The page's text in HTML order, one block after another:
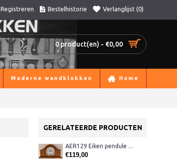
Registreren Bestelhistorie Verlanglijst (0)
0 product(en) - €0,00
Moderne wandklokken Home
GERELATEERDE PRODUCTEN
AER129 Eiken pendule met Westminster
€119,00